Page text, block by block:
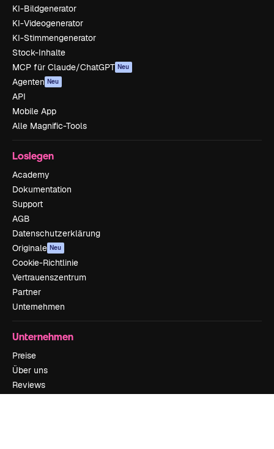
KI-Bildgenerator
KI-Videogenerator
KI-Stimmengenerator
Stock-Inhalte
MCP für Claude/ChatGPT Neu
Agenten Neu
API
Mobile App
Alle Magnific-Tools
Loslegen
Academy
Dokumentation
Support
AGB
Datenschutzerklärung
Originale Neu
Cookie-Richtlinie
Vertrauenszentrum
Partner
Unternehmen
Unternehmen
Preise
Über uns
Reviews